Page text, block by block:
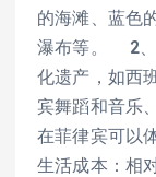
的海滩、蓝色
瀑布等。 2、
化遗产，如西
宾舞蹈和音乐
在菲律宾可以
生活成本：相